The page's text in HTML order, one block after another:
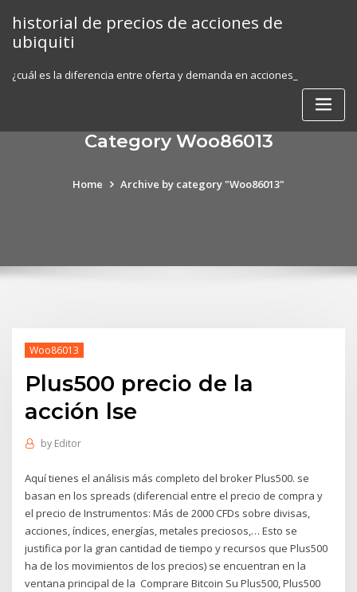
content
historial de precios de acciones de
ubiquiti
¿cuál es la diferencia entre oferta y demanda en acciones_
Category Woo86013
Home Archive by category "Woo86013"
Woo86013
Plus500 precio de la
acción lse
by Editor
Aquí tienes el análisis más completo del broker Plus500. se
basan en los spreads (diferencial entre el precio de compra y
el precio de Instrumentos: Más de 2000 CFDs sobre divisas,
acciones, índices, energías, metales preciosos,… Esto se
justifica por la gran cantidad de tiempo y recursos que Plus500
ha de los movimientos de los precios) se encuentran en la
ventana principal de la Comprare Bitcoin Su Plus500, Plus500